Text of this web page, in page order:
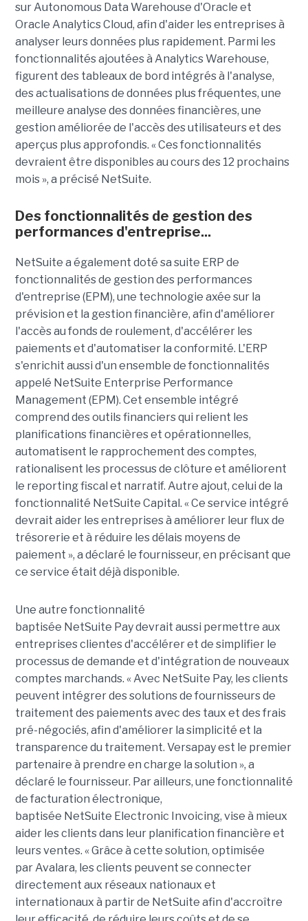
surAutonomousData Warehouse d'Oracle et
Oracle AnalyticsCloud, afin d'aider les entreprises à
analyser leurs données plus rapidement. Parmi les
fonctionnalités ajoutées à AnalyticsWarehouse,
figurent des tableaux de bord intégrés à l'analyse,
des actualisations de données plus fréquentes, une
meilleure analyse des données financières, une
gestion améliorée de l'accès des utilisateurs et des
aperçus plus approfondis. « Ces fonctionnalités
devraient être disponibles au cours des 12 prochains
mois », a précisé NetSuite.
Des fonctionnalités de gestion des
performances d'entreprise...
NetSuite a également doté sa suite ERP de
fonctionnalités de gestion des performances
d'entreprise (EPM), une technologie axée sur la
prévision et la gestion financière, afin d'améliorer
l'accès au fonds de roulement, d'accélérer les
paiements et d'automatiser la conformité. L'ERP
s'enrichit aussi d'un ensemble de fonctionnalités
appelé NetSuite Enterprise Performance
Management (EPM). Cet ensemble intégré
comprend des outils financiers qui relient les
planifications financières et opérationnelles,
automatisent le rapprochement des comptes,
rationalisent les processus de clôture et améliorent
le reporting fiscal et narratif. Autre ajout, celui de la
fonctionnalité NetSuite Capital. « Ce service intégré
devrait aider les entreprises à améliorer leur flux de
trésorerie et à réduire les délais moyens de
paiement », a déclaré le fournisseur, en précisant que
ce service était déjà disponible.
Une autre fonctionnalité
baptisée NetSuite Paydevrait aussi permettre aux
entreprises clientes d'accélérer et de simplifier le
processus de demande et d'intégration de nouveaux
comptes marchands. « Avec NetSuite Pay, les clients
peuvent intégrer des solutions de fournisseurs de
traitement des paiements avec des taux et des frais
pré-négociés, afin d'améliorer la simplicité et la
transparence du traitement. Versapayest le premier
partenaire à prendre en charge la solution », a
déclaré le fournisseur. Par ailleurs, une fonctionnalité
de facturation électronique,
baptisée NetSuite Electronic Invoicing, vise à mieux
aider les clients dans leur planification financière et
leurs ventes. « Grâce à cette solution, optimisée
parAvalara, les clients peuvent se connecter
directement aux réseaux nationaux et
internationaux à partir de NetSuite afin d'accroître